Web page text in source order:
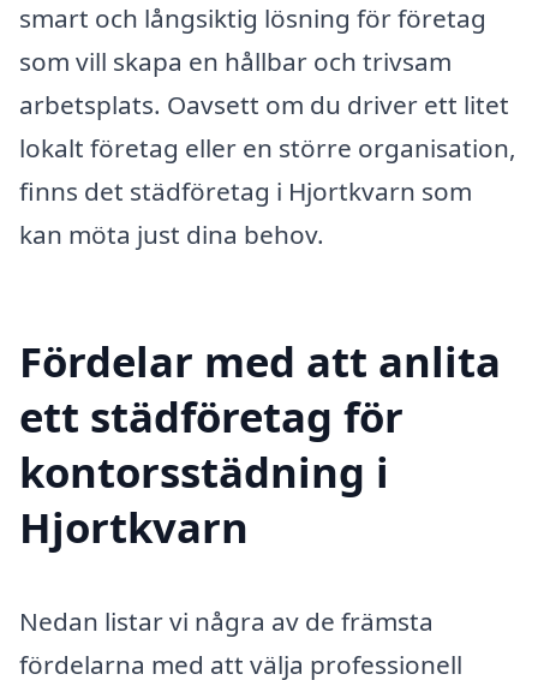
smart och långsiktig lösning för företag
som vill skapa en hållbar och trivsam
arbetsplats. Oavsett om du driver ett litet
lokalt företag eller en större organisation,
finns det städföretag i Hjortkvarn som
kan möta just dina behov.
Fördelar med att anlita
ett städföretag för
kontorsstädning i
Hjortkvarn
Nedan listar vi några av de främsta
fördelarna med att välja professionell